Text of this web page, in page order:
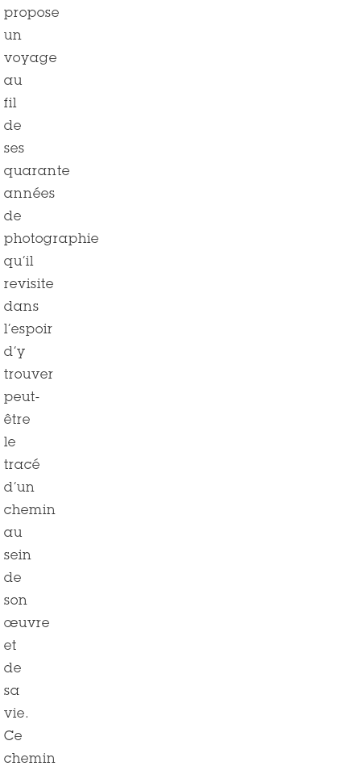
propose
un
voyage
au
fil
de
ses
quarante
années
de
photographie
qu’il
revisite
dans
l’espoir
d’y
trouver
peut-
être
le
tracé
d’un
chemin
au
sein
de
son
œuvre
et
de
sa
vie.
Ce
chemin